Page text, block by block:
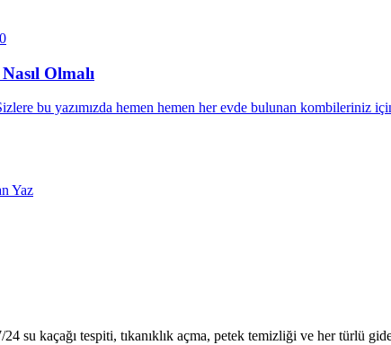
Olmalı
bu yazımızda hemen hemen her evde bulunan kombileriniz
Yaz
24 su kaçağı tespiti, tıkanıklık açma, petek temizliği ve her türlü